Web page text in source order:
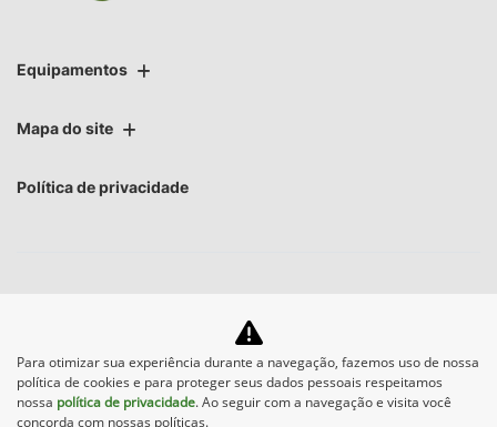
Conexão JDLink™
Com uma Conexão JDLink™ gratuita, os dados da máquina e
do campo são transmitidos automaticamente para sua conta
John Deere Operations Center™
Para otimizar sua experiência durante a navegação, fazemos uso de nossa
política de cookies e para proteger seus dados pessoais respeitamos
nossa política de privacidade. Ao seguir com a navegação e visita você
concorda com nossas políticas.